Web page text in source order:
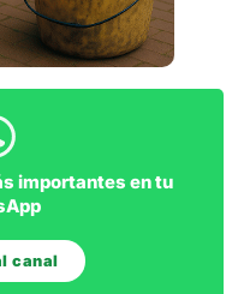
importantes en tu
canal